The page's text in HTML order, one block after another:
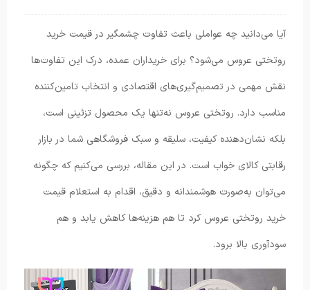
آیا می‌دانید چه عواملی باعث تفاوت چشمگیر در قیمت خرید
روتختی عروس می‌شود؟ برای خریداران عمده، درک این تفاوت‌ها
نقش مهمی در تصمیم‌گیری‌های اقتصادی و انتخاب تامین‌کننده
مناسب دارد. روتختی عروس نه‌تنها یک محصول تزئینی است،
بلکه نشان‌دهنده کیفیت، سلیقه و سبک فروشگاهی شما در بازار
رقابتی کالای خواب است. در این مقاله، بررسی می‌کنیم که چگونه
می‌توان به‌صورت هوشمندانه و دقیق، اقدام به استعلام قیمت
خرید روتختی عروس کرد تا هم هزینه‌ها کاهش یابد و هم
سودآوری بالا برود.